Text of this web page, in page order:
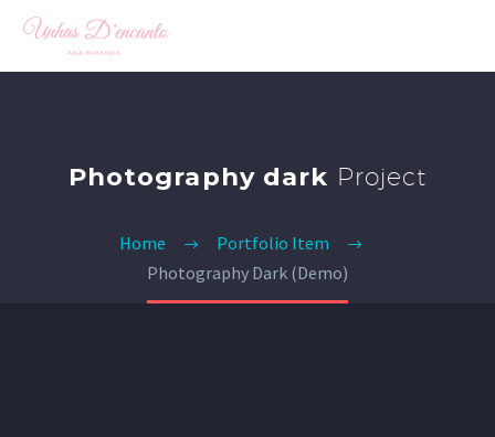
Photography dark Project
Home
Portfolio Item
Photography Dark (Demo)